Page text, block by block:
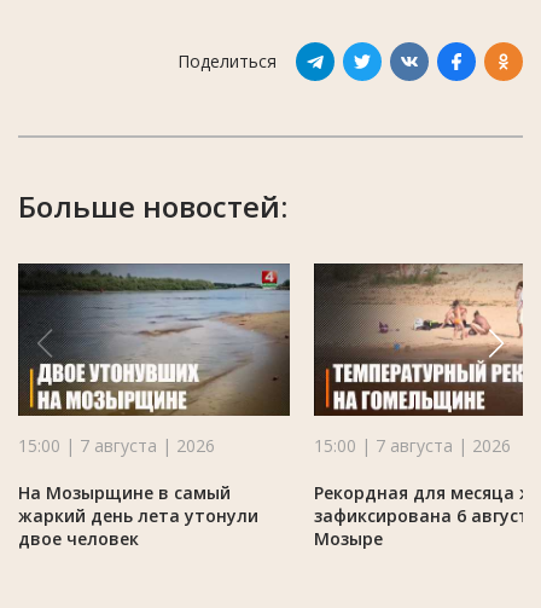
Поделиться
Больше новостей:
15:00 | 7 августа | 2026
На Мозырщине в самый
жаркий день лета утонули
двое человек
15:00 | 7 августа | 2026
Рекордная для месяца
зафиксирована 6
Мозыре